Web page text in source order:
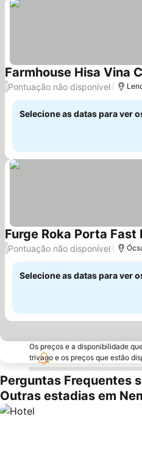
Farmhouse Hisa Vina
/Pontuação não disponível
Selecione as datas para ver
Furge Roka Porta Fast
/Pontuação não disponível
Selecione as datas para ver
Os preços e a disponibilidade
trivago e os preços que estão
Perguntas Frequentes
Outras estadias em